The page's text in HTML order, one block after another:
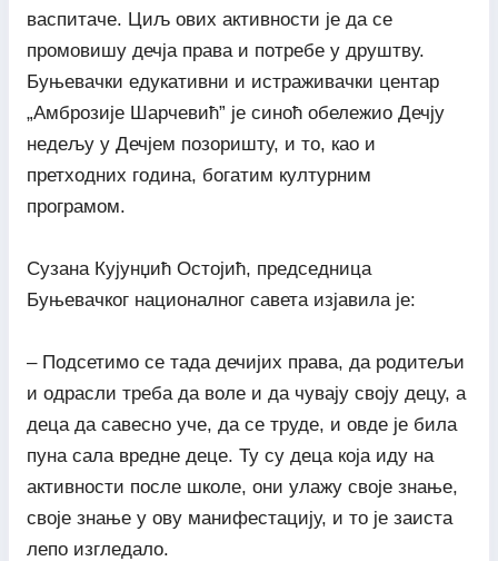
васпитаче. Циљ ових активности је да се
промовишу дечја права и потребе у друштву.
Буњевачки едукативни и истраживачки центар
„Амброзије Шарчевић” је синоћ обележио Дечју
недељу у Дечјем позоришту, и то, као и
претходних година, богатим културним
програмом.
Сузана Кујунџић Остојић, председница
Буњевачког националног савета изјавила је:
– Подсетимо се тада дечијих права, да родитељи
и одрасли треба да воле и да чувају своју децу, а
деца да савесно уче, да се труде, и овде је била
пуна сала вредне деце. Ту су деца која иду на
активности после школе, они улажу своје знање,
своје знање у ову манифестацију, и то је заиста
лепо изгледало.